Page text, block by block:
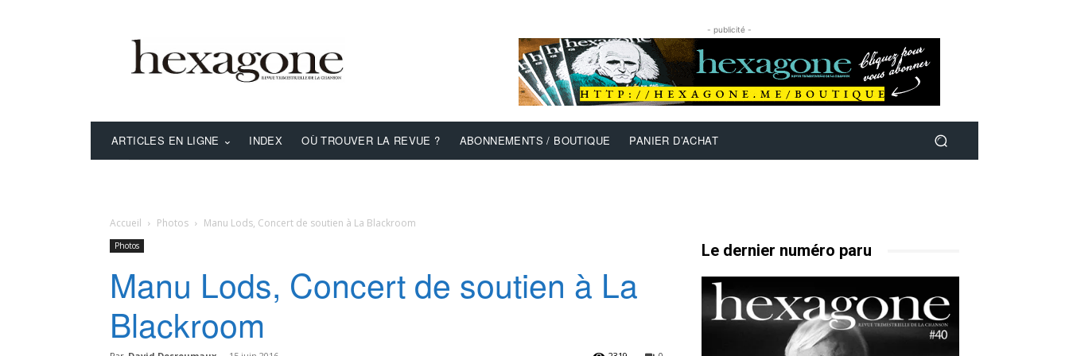
- publicité -
ARTICLES EN LIGNE INDEX OÙ TROUVER LA REVUE ? ABONNEMENTS / BOUTIQUE PANIER D’ACHAT
Accueil Photos Manu Lods, Concert de soutien à La Blackroom
Photos
Manu Lods, Concert de soutien à La
Blackroom
Le dernier numéro paru